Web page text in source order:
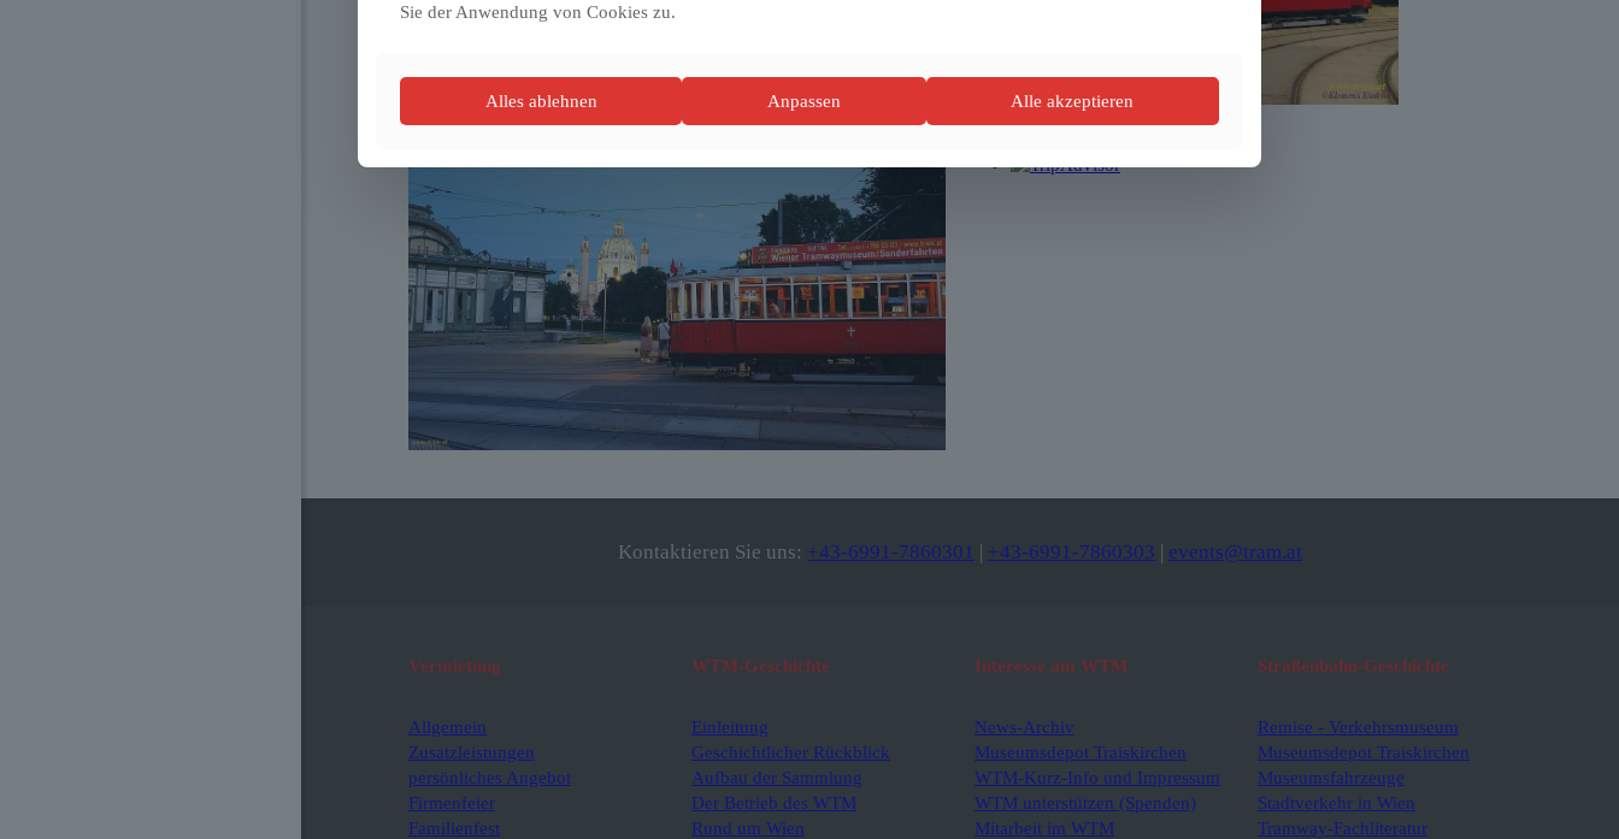
Kontaktieren Sie uns: +43-6991-7860301 | +43-6991-7860303 | events@tram.at
Vermietung
Allgemein
Zusatzleistungen
persönliches Angebot
Firmenfeier
Familienfest
WTM-Geschichte
Einleitung
Geschichtlicher Rückblick
Aufbau der Sammlung
Der Betrieb des WTM
Rund um Wien
Interesse am WTM
News-Archiv
Museumsdepot Traiskirchen
WTM-Kurz-Info und Impressum
WTM unterstützen (Spenden)
Mitarbeit im WTM
Straßenbahn-Geschichte
Remise - Verkehrsmuseum
Museumsdepot Traiskirchen
Museumsfahrzeuge
Stadtverkehr in Wien
Tramway-Fachliteratur
Sie der Anwendung von Cookies zu.
Alles ablehnen Anpassen Alle akzeptieren